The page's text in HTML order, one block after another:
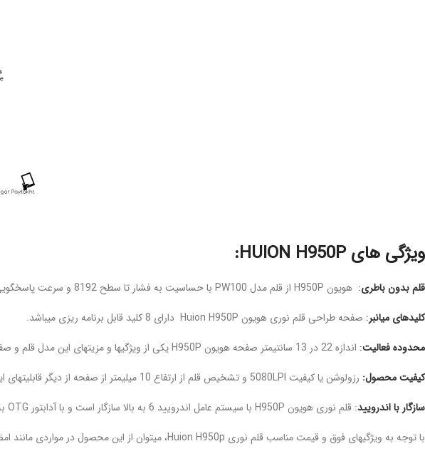
ویژگی های HUION H950P:
قلم بدون باطری: هویون H950P از قلم مدل PW100 با حساسیت به فشار تا سطح 8192 و سرعت پاسخگویی 233RPS پشتیبانی میکند.
کلیدهای میانبر: صفحه طراحی قلم نوری هویون Huion H950P دارای 8 کلید قابل برنامه ریزی میباشد.
محدوده فعالیت: اندازه 22 در 13 سانتیمتر صفحه هویون H950P یکی از ویژگیها و مزیتهای این مدل قلم و صفحه طراحی است.
کیفیت محصول: رزولوشن یا کیفیت 5080LPI و تشخیص قلم از ارتفاع 10 میلیمتر از صفحه از دیگر قابلیتهای این مدل هستند.
سازگار با اندرویید: قلم نوری هویون H950P با سیستم عامل اندرویید 6 به بالا سازگار است و با آدابتور OTG به گوشی تبلت متصل میشود.
با توجه به ویژگیهای فوق و قیمت مناسب قلم نوری Huion H950p، میتوان از این محصول در مواردی مانند امضای دیجیتال، تولید محتوا، تدریس و آموزش آنلاین و شروع کار طراحی استفاده کرد.